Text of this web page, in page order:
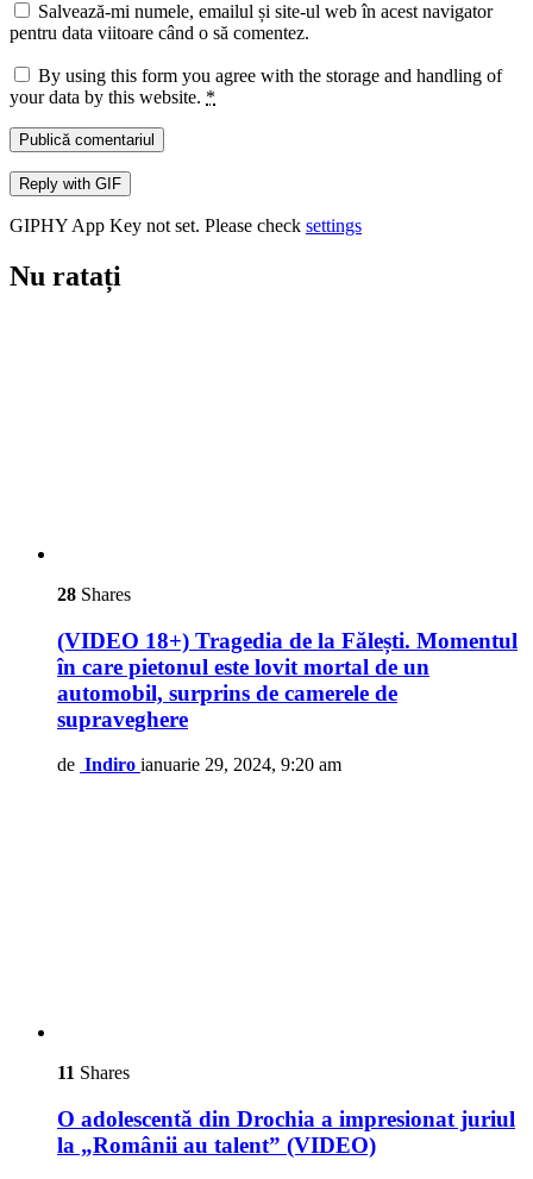
Salvează-mi numele, emailul și site-ul web în acest navigator
pentru data viitoare când o să comentez.
By using this form you agree with the storage and handling of
your data by this website. *
Publică comentariul
Reply with GIF
GIPHY App Key not set. Please check settings
Nu ratați
28 Shares
(VIDEO 18+) Tragedia de la Fălești. Momentul
în care pietonul este lovit mortal de un
automobil, surprins de camerele de
supraveghere
de Indiro ianuarie 29, 2024, 9:20 am
11 Shares
O adolescentă din Drochia a impresionat juriul
la „Românii au talent” (VIDEO)